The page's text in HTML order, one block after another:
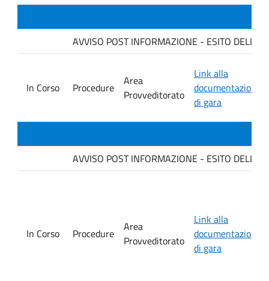
AVVISO POST INFORMAZIONE - ESITO
In Corso Procedure
Area
Provveditorato
Link alla
documentazione
di gara
AVVISO POST INFORMAZIONE - ESITO
In Corso Procedure
Area
Provveditorato
Link alla
documentazione
di gara